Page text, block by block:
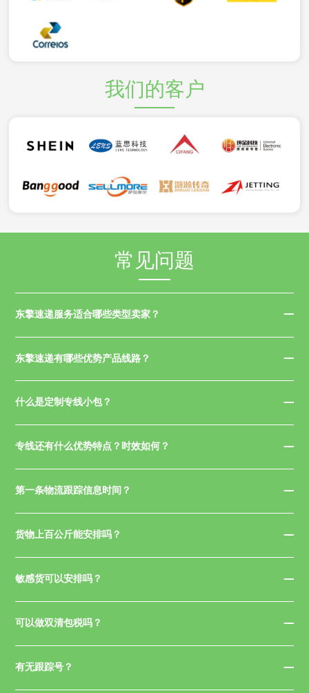
我们的客户
常见问题
东擎速递服务适合哪些类型卖家？
东擎速递有哪些优势产品线路？
什么是定制专线小包？
专线还有什么优势特点？时效如何？
第一条物流跟踪信息时间？
货物上百公斤能安排吗？
敏感货可以安排吗？
可以做双清包税吗？
有无跟踪号？